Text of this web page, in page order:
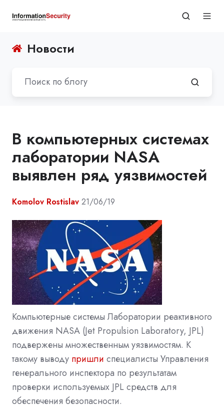
Новости
В компьютерных системах
лаборатории NASA
выявлен ряд уязвимостей
Komolov Rostislav 21/06/19
Компьютерные системы Лаборатории реактивного
движения NASA (Jet Propulsion Laboratory, JPL)
подвержены множественным уязвимостям. К
такому выводу пришли специалисты Управления
генерального инспектора по результатам
проверки используемых JPL средств для
обеспечения безопасности.